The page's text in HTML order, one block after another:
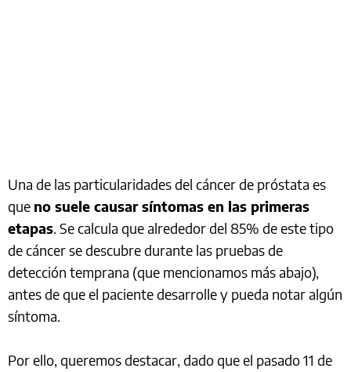
Una de las particularidades del cáncer de próstata es
que no suele causar síntomas en las primeras
etapas. Se calcula que alrededor del 85% de este tipo
de cáncer se descubre durante las pruebas de
detección temprana (que mencionamos más abajo),
antes de que el paciente desarrolle y pueda notar algún
síntoma.
Por ello, queremos destacar, dado que el pasado 11 de